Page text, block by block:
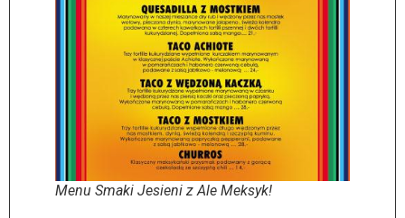
Menu Smaki Jesieni z Ale Meksyk!